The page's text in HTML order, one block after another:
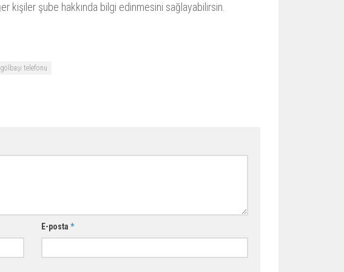
kişiler şube hakkında bilgi edinmesini sağlayabilirsin.
telefonu
E-posta*